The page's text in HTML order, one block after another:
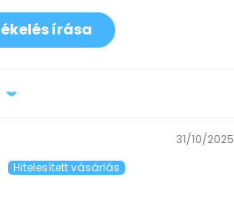
írása
31/10/2025